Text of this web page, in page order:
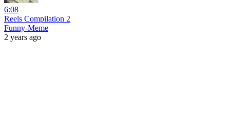
6:08
Reels Compilation 2
Funny-Meme
2 years ago